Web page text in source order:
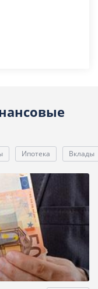
Ипотека Вклады